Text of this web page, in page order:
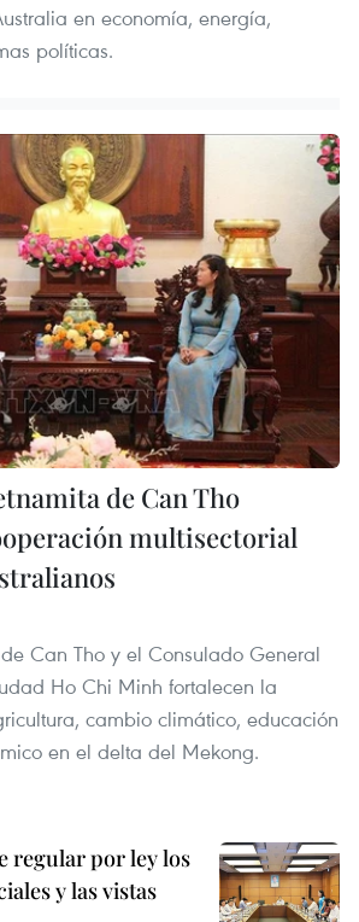
en economía, energía,
políticas.
de Can Tho
multisectorial
Can Tho y el Consulado General
Ho Chi Minh fortalecen la
cambio climático, educación
en el delta del Mekong.
regular por ley los
y las vistas